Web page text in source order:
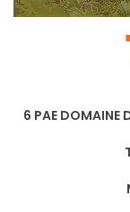
6 PAE DOMAINE